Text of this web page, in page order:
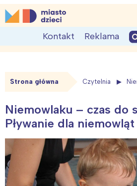
Skip
to
MiastoDzieci.pl
atrakcje dla dzieci, wydarzenia,
Kontakt Reklama
Strona główna Czytelnia
Niemowlaku – czas do
Pływanie dla niemowląt